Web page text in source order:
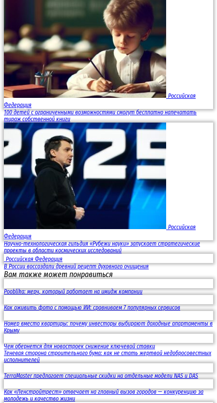
Российская
Федерация
100 детей с ограниченными возможностями смогут бесплатно напечатать
тираж собственной книги
Российская
Федерация
Научно-технологическая гильдия «Рубежи науки» запускает стратегические
проекты в области космических исследований
Российская Федерация
В России воссоздали древний рецепт духовного очищения
Вам также может понравиться
Pooblika: мерч, который работает на имидж компании
Как оживить фото с помощью ИИ: сравниваем 7 популярных сервисов
Номер вместо квартиры: почему инвесторы выбирают доходные апартаменты в
Крыму
Чем обернется для новостроек снижение ключевой ставки
Теневая сторона строительного бума: как не стать жертвой недобросовестных
исполнителей
TerraMaster предлагает специальные скидки на отдельные модели NAS и DAS
Как «Ленстройтрест» отвечает на главный вызов городов — конкуренцию за
молодежь и качество жизни